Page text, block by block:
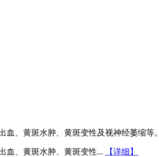
、黄斑水肿、黄斑变性及视神经萎缩等。
血、黄斑水肿、黄斑变性... 【详细】